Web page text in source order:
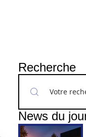
Recherche
News du